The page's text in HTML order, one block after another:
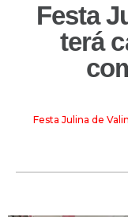
Festa
terá
Festa Julina de